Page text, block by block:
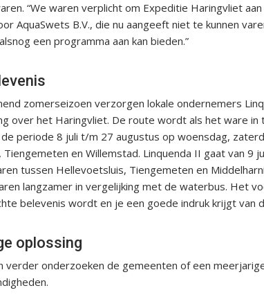
“We waren verplicht om Expeditie Haringvliet
AquaSwets B.V., die nu aangeeft niet te kunnen
een programma aan kan bieden.”
zomerseizoen verzorgen lokale ondernemers
over het Haringvliet. De route wordt als het ware
periode 8 juli t/m 27 augustus op woensdag,
Tiengemeten en Willemstad. Linquenda II gaat van
tussen Hellevoetsluis, Tiengemeten en
langzamer in vergelijking met de waterbus. Het
belevenis wordt en je een goede indruk krijgt van
oplossing
verder onderzoeken de gemeenten of een